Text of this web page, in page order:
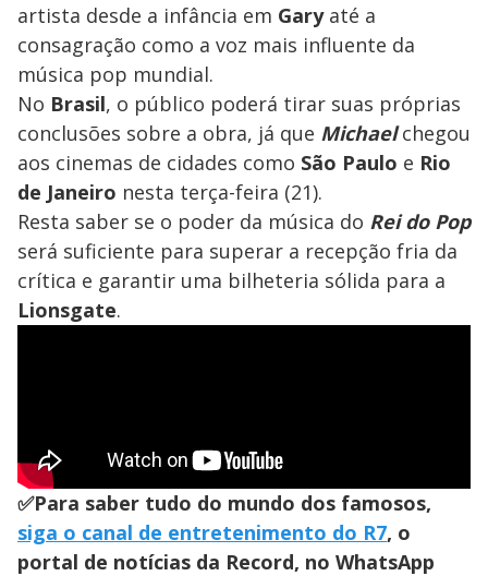
artista desde a infância em Garyaté a
consagração como a voz mais influente da
música pop mundial.
No Brasil, o público poderá tirar suas próprias
conclusões sobre a obra, já que Michaelchegou
aos cinemas de cidades como São Paulo e Rio
de Janeiro nesta terça-feira (21).
Resta saber se o poder da música do Rei do Pop
será suficiente para superar a recepção fria da
crítica e garantir uma bilheteria sólida para a
Lionsgate.
✅Para saber tudo do mundo dos famosos,
siga o canal de entretenimento do R7, o
portal de notícias da Record, no WhatsApp